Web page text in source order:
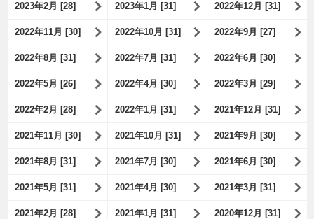
2023年2月 [28] 2023年1月 [31] 2022年12月 [31]
2022年11月 [30] 2022年10月 [31] 2022年9月 [27]
2022年8月 [31] 2022年7月 [31] 2022年6月 [30]
2022年5月 [26] 2022年4月 [30] 2022年3月 [29]
2022年2月 [28] 2022年1月 [31] 2021年12月 [31]
2021年11月 [30] 2021年10月 [31] 2021年9月 [30]
2021年8月 [31] 2021年7月 [30] 2021年6月 [30]
2021年5月 [31] 2021年4月 [30] 2021年3月 [31]
2021年2月 [28] 2021年1月 [31] 2020年12月 [31]